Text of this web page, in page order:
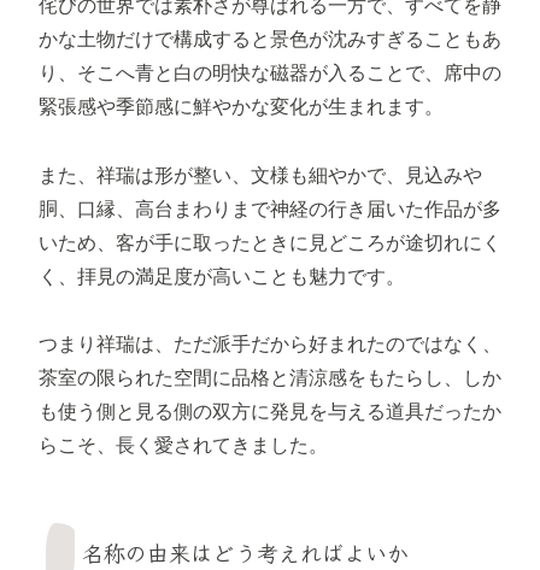
侘びの世界では素朴さが尊ばれる一方で、すべてを静
かな土物だけで構成すると景色が沈みすぎることもあ
り、そこへ青と白の明快な磁器が入ることで、席中の
緊張感や季節感に鮮やかな変化が生まれます。
また、祥瑞は形が整い、文様も細やかで、見込みや
胴、口縁、高台まわりまで神経の行き届いた作品が多
いため、客が手に取ったときに見どころが途切れにく
く、拝見の満足度が高いことも魅力です。
つまり祥瑞は、ただ派手だから好まれたのではなく、
茶室の限られた空間に品格と清涼感をもたらし、しか
も使う側と見る側の双方に発見を与える道具だったか
らこそ、長く愛されてきました。
名称の由来はどう考えればよいか